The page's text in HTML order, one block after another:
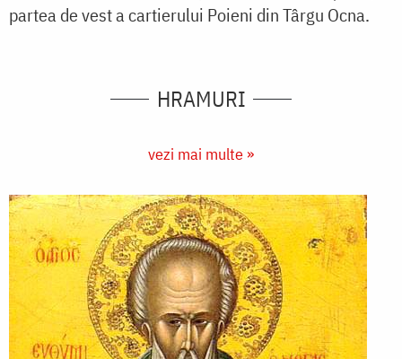
partea de vest a cartierului Poieni din Târgu Ocna.
HRAMURI
vezi mai multe »